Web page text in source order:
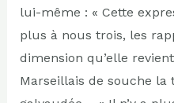
lui-même : « Cette
plus à nous trois, les
dimension qu’elle
Marseillais de souche la